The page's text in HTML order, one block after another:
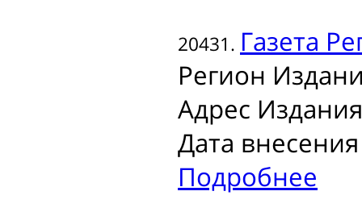
20431. Газета
Регион
Адрес
Дата
Подробнее